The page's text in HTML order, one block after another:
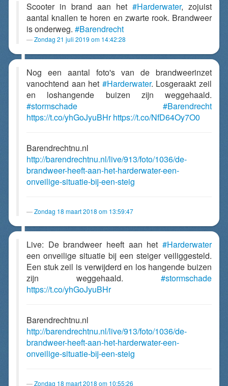
Scooter in brand aan het #Harderwater, zojuist
aantal knallen te horen en zwarte rook. Brandweer
is onderweg. #Barendrecht
Zondag 21 juli 2019 om 14:42:28
Nog een aantal foto's van de brandweerinzet
vanochtend aan het #Harderwater. Losgeraakt zeil
en loshangende buizen zijn weggehaald.
#stormschade
#Barendrecht
https://t.co/yhGoJyuBHr https://t.co/NfD64Oy7O0
Barendrechtnu.nl
http://barendrechtnu.nl/live/913/foto/1036/de-
brandweer-heeft-aan-het-harderwater-een-
onveilige-situatie-bij-een-steig
Zondag 18 maart 2018 om 13:59:47
Live: De brandweer heeft aan het #Harderwater
een onveilige situatie bij een steiger veiliggesteld.
Een stuk zeil is verwijderd en los hangende buizen
zijn weggehaald. #stormschade
https://t.co/yhGoJyuBHr
Barendrechtnu.nl
http://barendrechtnu.nl/live/913/foto/1036/de-
brandweer-heeft-aan-het-harderwater-een-
onveilige-situatie-bij-een-steig
Zondag 18 maart 2018 om 10:55:26